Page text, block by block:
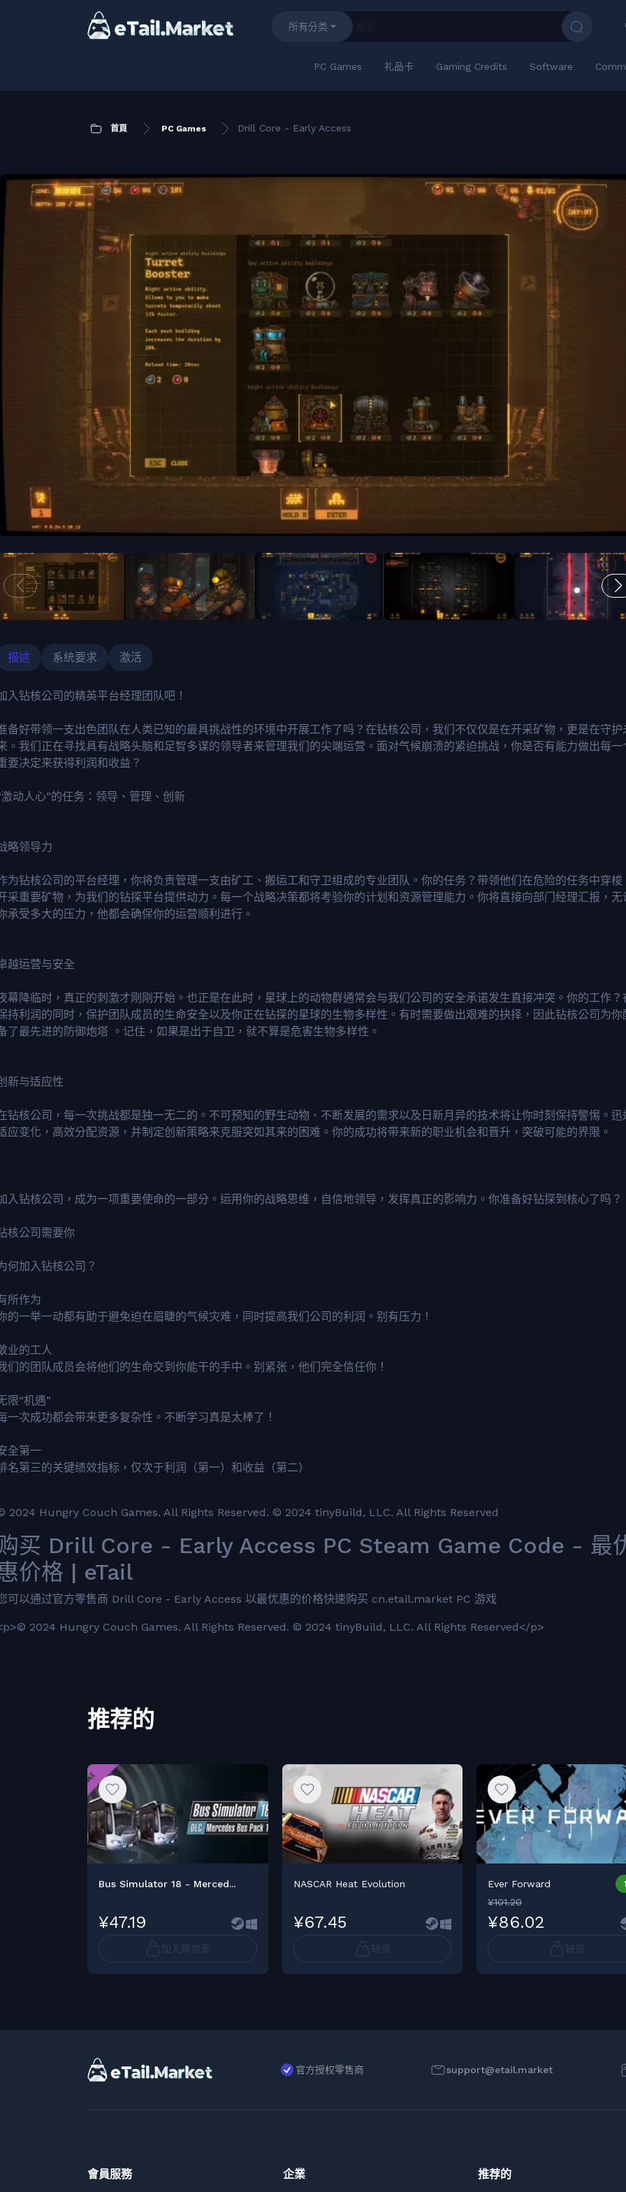
所有分类
PC Games 礼品卡 Gaming Credits Software
首頁 PC Games Drill Core - Early Access
描述 系统要求 激活
入钻核公司的精英平台经理团队吧！
备好带领一支出色团队在人类已知的最具挑战性的环境中开展工作了吗？在钻核公司，我们不仅仅是在开采矿物，更是在守护
。我们正在寻找具有战略头脑和足智多谋的领导者来管理我们的尖端运营。面对气候崩溃的紧迫挑战，你是否有能力做出每一
要决定来获得利润和收益？
激动人心”的任务：领导、管理、创新
略领导力
为钻核公司的平台经理，你将负责管理一支由矿工、搬运工和守卫组成的专业团队。你的任务？带领他们在危险的任务中穿梭
采重要矿物，为我们的钻探平台提供动力。每一个战略决策都将考验你的计划和资源管理能力。你将直接向部门经理汇报，无
承受多大的压力，他都会确保你的运营顺利进行。
越运营与安全
幕降临时，真正的刺激才刚刚开始。也正是在此时，星球上的动物群通常会与我们公司的安全承诺发生直接冲突。你的工作？
持利润的同时，保护团队成员的生命安全以及你正在钻探的星球的生物多样性。有时需要做出艰难的抉择，因此钻核公司为你
了最先进的防御炮塔 。记住，如果是出于自卫，就不算是危害生物多样性。
新与适应性
钻核公司，每一次挑战都是独一无二的。不可预知的野生动物、不断发展的需求以及日新月异的技术将让你时刻保持警惕。迅
应变化，高效分配资源，并制定创新策略来克服突如其来的困难。你的成功将带来新的职业机会和晋升，突破可能的界限。
入钻核公司，成为一项重要使命的一部分。运用你的战略思维，自信地领导，发挥真正的影响力。你准备好钻探到核心了吗？
核公司需要你
何加入钻核公司？
所作为
的一举一动都有助于避免迫在眉睫的气候灾难，同时提高我们公司的利润。别有压力！
业的工人
们的团队成员会将他们的生命交到你能干的手中。别紧张，他们完全信任你！
限“机遇”
一次成功都会带来更多复杂性。不断学习真是太棒了！
全第一
名第三的关键绩效指标，仅次于利润（第一）和收益（第二）
2024 Hungry Couch Games. All Rights Reserved. © 2024 tinyBuild, LLC. All Rights Reserved
买 Drill Core - Early Access PC Steam Game Code - 最
价格 | eTail
可以通过官方零售商 Drill Core - Early Access 以最优惠的价格快速购买 cn.etail.market PC 游戏
2024 Hungry Couch Games. All Rights Reserved. © 2024 tinyBuild, LLC. All Rights Reserved</p>
推荐的
Bus Simulator 18 - Merced...
¥47.19
加入購物車
NASCAR Heat Evolution
¥67.45
缺货
Ever Forward
¥101.20
¥86.02
缺货
官方授权零售商 support@etail.market
會員服務 企業 推荐的